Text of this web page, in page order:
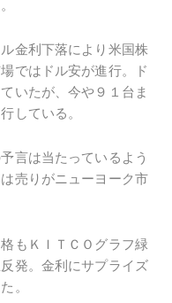
金利下落により米国株
ではドル安が進行。ド
いたが、今や９１台ま
している。
言は当たっているよう
売りがニューヨーク市
もＫＩＴＣＯグラフ緑
発。金利にサプライズ
。